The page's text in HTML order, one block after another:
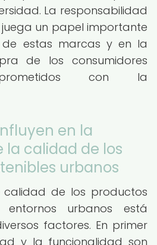
La responsabilidad
un papel importante
estas marcas y en la
de los consumidores
con la
en la
la calidad de los
urbanos
calidad de los productos
entornos urbanos está
factores. En primer
y la funcionalidad son